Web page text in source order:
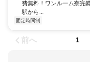
費無料！ワンルーム寮完
駅から...
固定時間制
前へ 1